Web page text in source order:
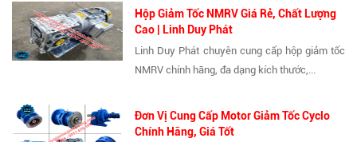
Hộp Giảm Tốc NMRV Giá Rẻ, Chất Lượng
Cao | Linh Duy Phát
Linh Duy Phát chuyên cung cấp hộp giảm tốc
NMRV chính hãng, đa dạng kích thước,...
Đơn Vị Cung Cấp Motor Giảm Tốc Cyclo
Chính Hãng, Giá Tốt